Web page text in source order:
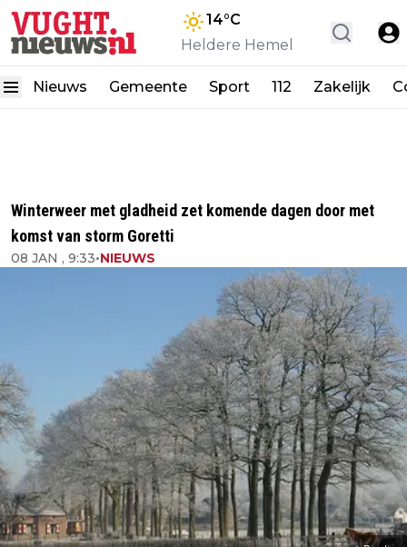
14°C
Heldere Hemel
Nieuws Gemeente Sport 112 Zakelijk
Winterweer met gladheid zet komende dagen door met
komst van storm Goretti
08 JAN , 9:33•NIEUWS